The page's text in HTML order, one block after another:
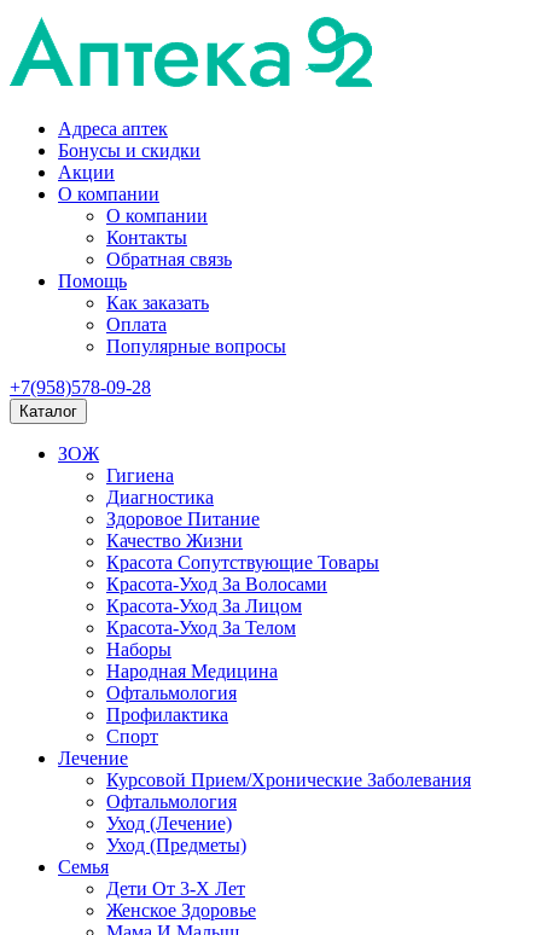
Адреса аптек
Бонусы и скидки
Акции
О компании
О компании
Контакты
Обратная связь
Помощь
Как заказать
Оплата
Популярные вопросы
+7(958)578-09-28
Каталог
ЗОЖ
Гигиена
Диагностика
Здоровое Питание
Качество Жизни
Красота Сопутствующие Товары
Красота-Уход За Волосами
Красота-Уход За Лицом
Красота-Уход За Телом
Наборы
Народная Медицина
Офтальмология
Профилактика
Спорт
Лечение
Курсовой Прием/Хронические Заболевания
Офтальмология
Уход (Лечение)
Уход (Предметы)
Семья
Дети От 3-Х Лет
Женское Здоровье